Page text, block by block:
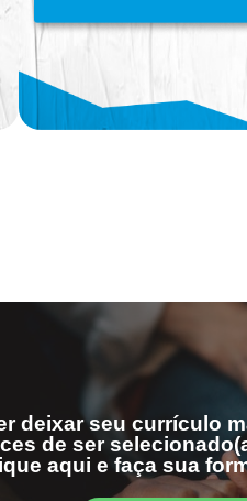
deixar seu currículo
de ser
aqui e faça sua